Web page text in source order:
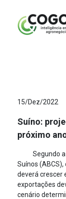
15/Dez/2022
Suíno:
próximo
Segundo
Suínos (ABCS),
deverá crescer
exportações
cenário